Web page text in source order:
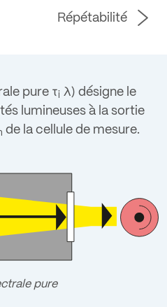
Répétabilité
pure τ λ) désigne le
lumineuses à la sortie
de la cellule de mesure.
pure